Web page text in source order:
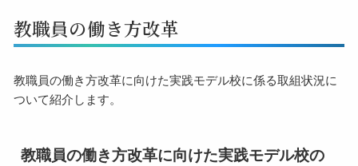
教職員の働き方改革
教職員の働き方改革に向けた実践モデル校に係る取組状況に
ついて紹介します。
教職員の働き方改革に向けた実践モデル校の